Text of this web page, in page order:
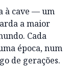
à cave — um
a maior
Cada
época, num
de gerações.